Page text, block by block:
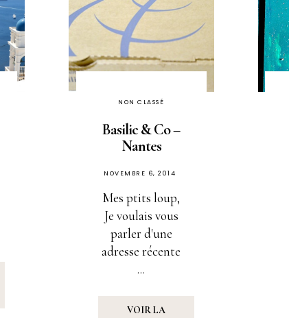
NON CLASSÉ
Basilic & Co –
Nantes
PUBLIÉ
NOVEMBRE 6, 2014
Mes ptits loup,
Je voulais vous
parler d'une
adresse récente
...
VOIR LA